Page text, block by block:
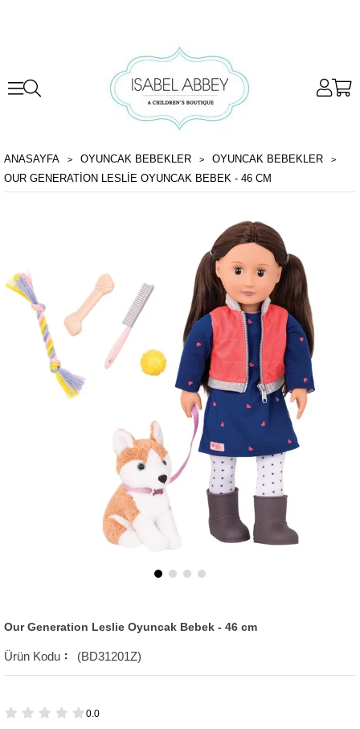
ANASAYFA OYUNCAK BEBEKLER
OYUNCAK BEBEKLER
OUR GENERATION LESLIE OYUNCAK BEBEK - 46 CM
Our Generation Leslie Oyuncak Bebek - 46 cm
(BD31201Z)
0.0